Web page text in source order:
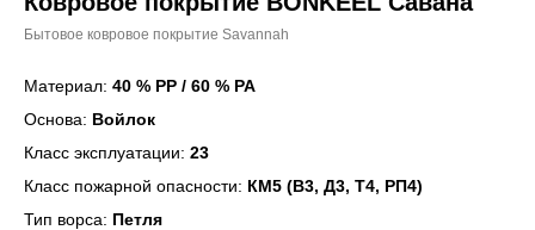
Бытовое ковровое покрытие Savannah
Материал: 40 % PP / 60 % PA
Основа: Войлок
Класс эксплуатации: 23
Класс пожарной опасности: КМ5 (В3, Д3, Т4, РП4)
Тип ворса: Петля